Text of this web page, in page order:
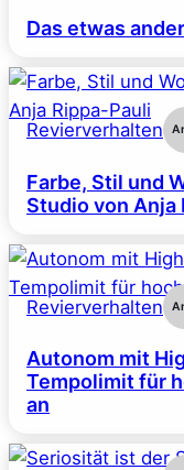
Das etwas
Revierverhalten
Farbe, Stil und
Studio von Anja
Revierverhalten
Autonom mit
Tempolimit für
an